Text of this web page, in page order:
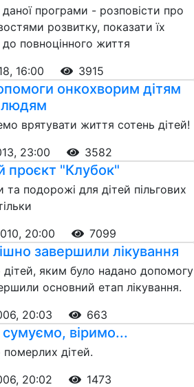
даної програми - розповісти про
розвитку, показати їх
повноцінного життя
16:00
3915
онкохворим дітям
врятувати життя сотень дітей!
23:00
3582
проєкт "Клубок"
подорожі для дітей пільгових
20:00
7099
завершили лікування
дітей, яким було надано допомогу
основний етап лікування.
20:03
663
віримо...
померлих дітей.
20:02
1473